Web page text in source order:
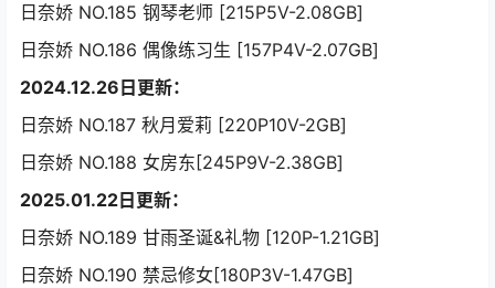
日奈娇 NO.185 钢琴老师 [215P5V-2.08GB]
日奈娇 NO.186 偶像练习生 [157P4V-2.07GB]
2024.12.26日更新：
日奈娇 NO.187 秋月爱莉 [220P10V-2GB]
日奈娇 NO.188 女房东[245P9V-2.38GB]
2025.01.22日更新：
日奈娇 NO.189 甘雨圣诞&礼物 [120P-1.21GB]
日奈娇 NO.190 禁忌修女[180P3V-1.47GB]